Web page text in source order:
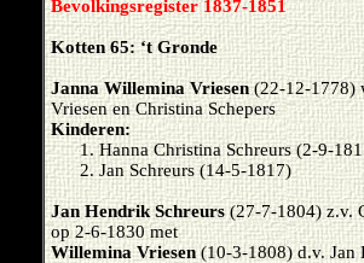
Bevolkingsregister 1837-1851
Kotten 65: ‘t Gronde
Janna Willemina Vriesen(22-12-1778)
Vriesen en Christina Schepers
Kinderen:
Hanna Christina Schreurs (2-9-
Jan Schreurs (14-5-1817)
Jan Hendrik Schreurs(27-7-1804) z.v.
op 2-6-1830 met
Willemina Vriesen(10-3-1808) d.v. Jan